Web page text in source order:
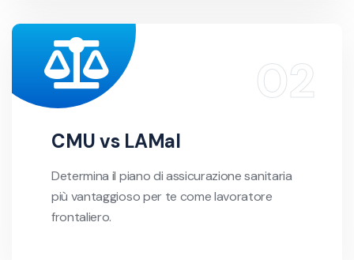
CMU vs LAMal
Determina il piano di assicurazione sanitaria
più vantaggioso per te come lavoratore
frontaliero.